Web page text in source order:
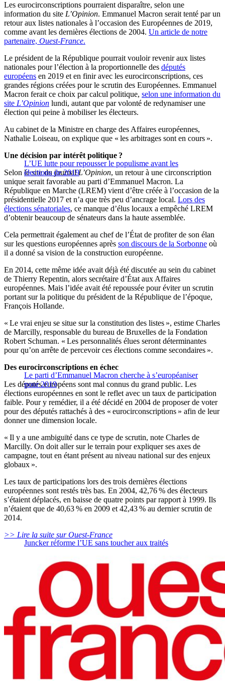
Les eurocirconscriptions pourraient disparaître, selon une
information du site L’Opinion. Emmanuel Macron serait tenté par un
retour aux listes nationales à l’occasion des Européennes de 2019,
comme avant les dernières élections de 2004. Un article de notre
partenaire, Ouest-France.
Le président de la République pourrait vouloir revenir aux listes
nationales pour l’élection à la proportionnelle des députés
européens en 2019 et en finir avec les eurocirconscriptions, ces
grandes régions créées pour le scrutin des Européennes. Emmanuel
Macron ferait ce choix par calcul politique, selon une information du
site L’Opinion lundi, autant que par volonté de redynamiser une
élection qui peine à mobiliser les électeurs.
Au cabinet de la Ministre en charge des Affaires européennes,
Nathalie Loiseau, on explique que « les arbitrages sont en cours ».
L’UE lutte pour repousser le populisme avant les
élections de 2019
Une décision par intérêt politique ?
Selon le site du journalL’Opinion, un retour à une circonscription
unique serait favorable au parti d’Emmanuel Macron. La
République en Marche (LREM) vient d’être créée à l’occasion de la
présidentielle 2017 et n’a que très peu d’ancrage local. Lors des
élections sénatoriales, ce manque d’élus locaux a empêché LREM
d’obtenir beaucoup de sénateurs dans la haute assemblée.
Cela permettrait également au chef de l’État de profiter de son élan
sur les questions européennes après son discours de la Sorbonne où
il a donné sa vision de la construction européenne.
En 2014, cette même idée avait déjà été discutée au sein du cabinet
de Thierry Repentin, alors secrétaire d’État aux Affaires
européennes. Mais l’idée avait été repoussée pour éviter un scrutin
portant sur la politique du président de la République de l’époque,
François Hollande.
« Le vrai enjeu se situe sur la constitution des listes », estime Charles
de Marcilly, responsable du bureau de Bruxelles de la Fondation
Robert Schuman. « Les personnalités élues seront déterminantes
pour qu’on arrête de percevoir ces élections comme secondaires ».
Le parti d’Emmanuel Macron cherche à s’européaniser
pour 2019
Des eurocirconscriptions en échec
Les députés européens sont mal connus du grand public. Les
élections européennes en sont le reflet avec un taux de participation
faible. Pour y remédier, il a été décidé en 2004 de proposer de voter
pour des députés rattachés à des « eurocirconscriptions » afin de leur
donner une dimension locale.
« Il y a une ambiguïté dans ce type de scrutin, note Charles de
Marcilly. On doit aller sur le terrain pour expliquer ses axes de
campagne, tout en étant présent au niveau national sur des enjeux
globaux ».
Les taux de participations lors des trois dernières élections
européennes sont restés très bas. En 2004, 42,76 % des électeurs
s’étaient déplacés, en baisse de quatre points par rapport à 1999. Ils
n’étaient que de 40,63 % en 2009 et 42,43 % au dernier scrutin de
2014.
Juncker réforme l’UE sans toucher aux traités
>> Lire la suite sur Ouest-France